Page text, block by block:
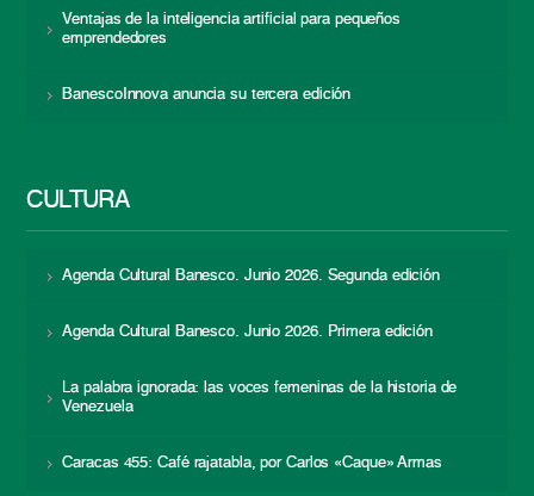
Ventajas de la inteligencia artificial para pequeños
emprendedores
BanescoInnova anuncia su tercera edición
CULTURA
Agenda Cultural Banesco. Junio 2026. Segunda edición
Agenda Cultural Banesco. Junio 2026. Primera edición
La palabra ignorada: las voces femeninas de la historia de
Venezuela
Caracas 455: Café rajatabla, por Carlos «Caque» Armas